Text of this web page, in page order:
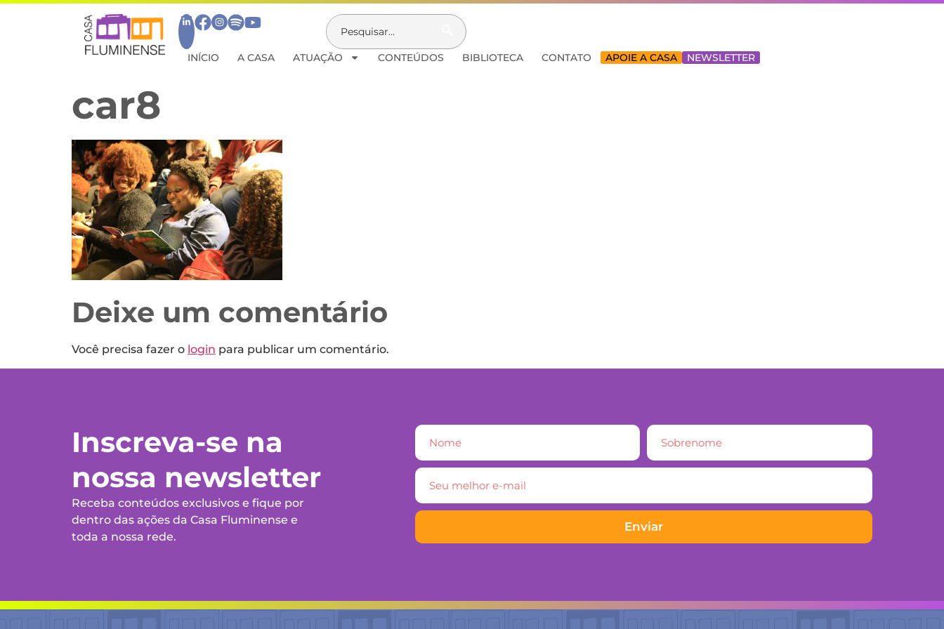
INÍCIO A CASA ATUAÇÃO CONTEÚDOS BIBLIOTECA CONTATO APOIE A CASA NEWSLETTER
car8
Deixe um comentário
Você precisa fazer o login para publicar um comentário.
Inscreva-se na
nossa newsletter
Receba conteúdos exclusivos e fique por
dentro das ações da Casa Fluminense e
toda a nossa rede.
Enviar